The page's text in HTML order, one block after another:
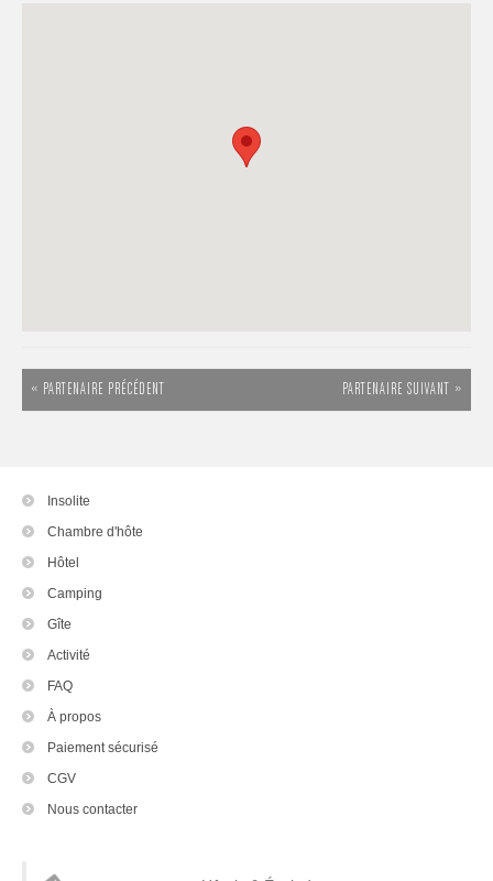
« PARTENAIRE PRÉCÉDENT PARTENAIRE SUIVANT »
Insolite
Chambre d'hôte
Hôtel
Camping
Gîte
Activité
FAQ
À propos
Paiement sécurisé
CGV
Nous contacter